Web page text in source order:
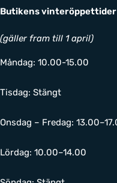
Butikens vinteröppettider
(gäller fram till 1 april)
Måndag: 10.00-15.00
Tisdag: Stängt
Onsdag – Fredag:
Lördag: 10.00–14.00